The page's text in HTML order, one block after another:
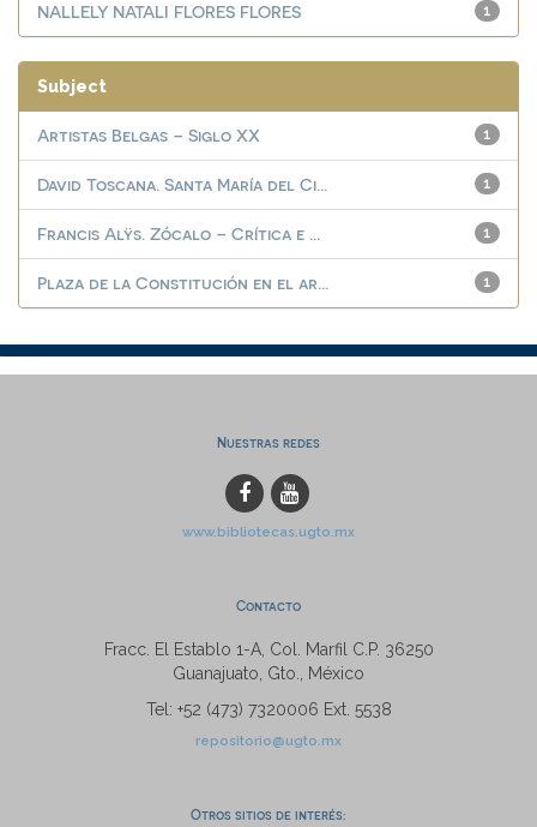
1
NALLELY NATALI FLORES FLORES
Subject
1
Artistas Belgas – Siglo XX
1
David Toscana. Santa María del Ci...
1
Francis Alÿs. Zócalo – Crítica e ...
1
Plaza de la Constitución en el ar...
Nuestras redes
www.bibliotecas.ugto.mx
Contacto
Fracc. El Establo 1-A, Col. Marfil C.P. 36250
Guanajuato, Gto., México
Tel: +52 (473) 7320006 Ext. 5538
repositorio@ugto.mx
Otros sitios de interés: